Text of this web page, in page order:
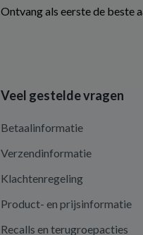
Ontvang als eerste de beste
Veel gestelde vragen
Betaalinformatie
Verzendinformatie
Klachtenregeling
Product- en prijsinformatie
Recalls en terugroepacties